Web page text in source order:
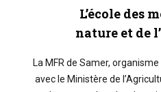
L’école des
nature et de
La MFR de Samer,
avec le Ministère de